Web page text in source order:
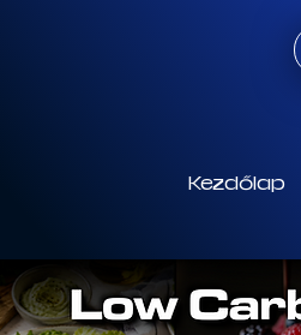
Kezdőlap